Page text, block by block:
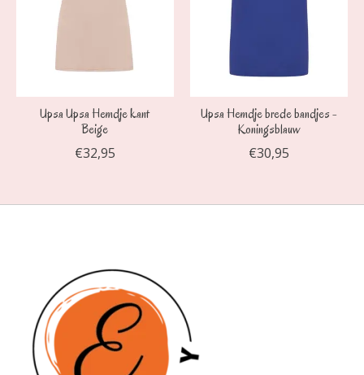
Upsa Upsa Hemdje kant
Beige
€32,95
Upsa Hemdje brede bandjes -
Koningsblauw
€30,95